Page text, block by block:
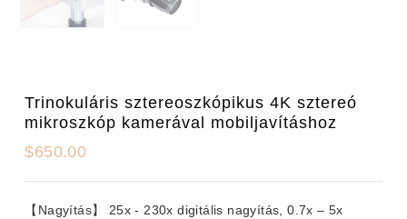
Trinokuláris sztereoszkópikus 4K sztereó
mikroszkóp kamerával mobiljavításhoz
$650.00
【Nagyítás】 25x - 230x digitális nagyítás, 0.7x – 5x